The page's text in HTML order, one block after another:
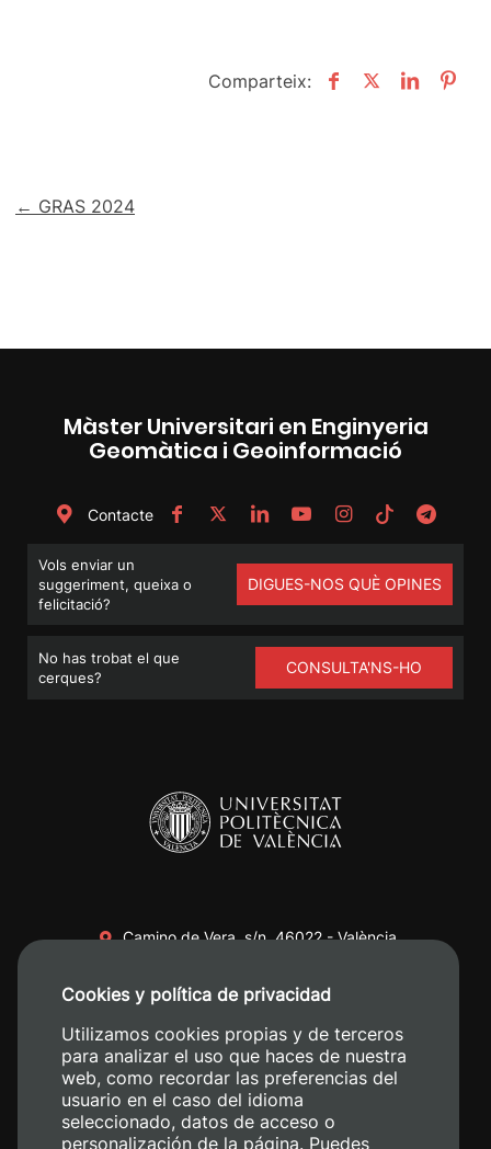
Comparteix:
Navegació
← GRAS 2024
Màster Universitari en Enginyeria
Geomàtica i Geoinformació
Contacte
Vols enviar un
suggeriment, queixa o
felicitació?
DIGUES-NOS QUÈ OPINES
No has trobat el que
cerques?
CONSULTA'NS-HO
Camino de Vera, s/n. 46022 - València
+34 620 04 00 50
Cookies y política de privacidad
Utilizamos cookies propias y de terceros
para analizar el uso que haces de nuestra
web, como recordar las preferencias del
usuario en el caso del idioma
seleccionado, datos de acceso o
personalización de la página. Puedes